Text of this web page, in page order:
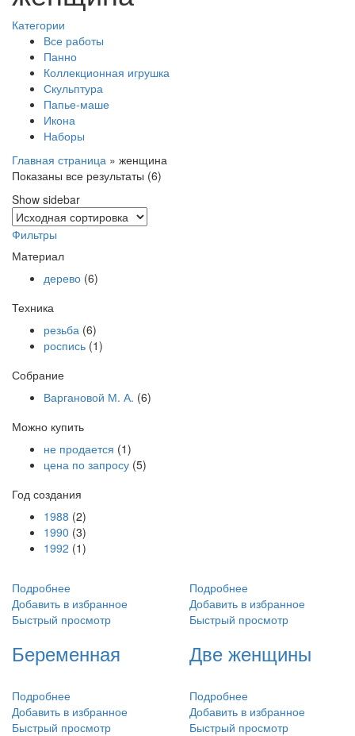
Категории
Все работы
Панно
Коллекционная игрушка
Скульптура
Папье-маше
Икона
Наборы
Главная страница » женщина
Показаны все результаты (6)
Show sidebar
Фильтры
Материал
дерево (6)
Техника
резьба (6)
роспись (1)
Собрание
Варгановой М. А. (6)
Можно купить
не продается (1)
цена по запросу (5)
Год создания
1988 (2)
1990 (3)
1992 (1)
Подробнее
Добавить в избранное
Быстрый просмотр
Беременная
Подробнее
Добавить в избранное
Быстрый просмотр
Две женщины
Подробнее
Добавить в избранное
Быстрый просмотр
Подробнее
Добавить в избранное
Быстрый просмотр